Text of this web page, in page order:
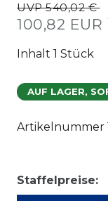
UVP 540,02 €
100,82 EUR
Inhalt 1 Stück
AUF LAGER,
Artikelnummer
Staffelpreise: